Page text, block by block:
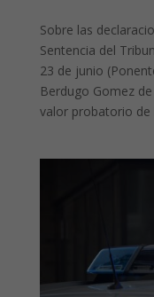
Sobre las
Sentencia del
23 de junio
Berdugo Gomez
valor probatorio de